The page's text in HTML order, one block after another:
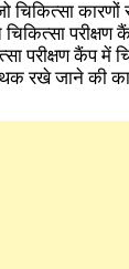
चिकित्सा
परीक्षण
परीक्षण कैंप में
रखे जाने की